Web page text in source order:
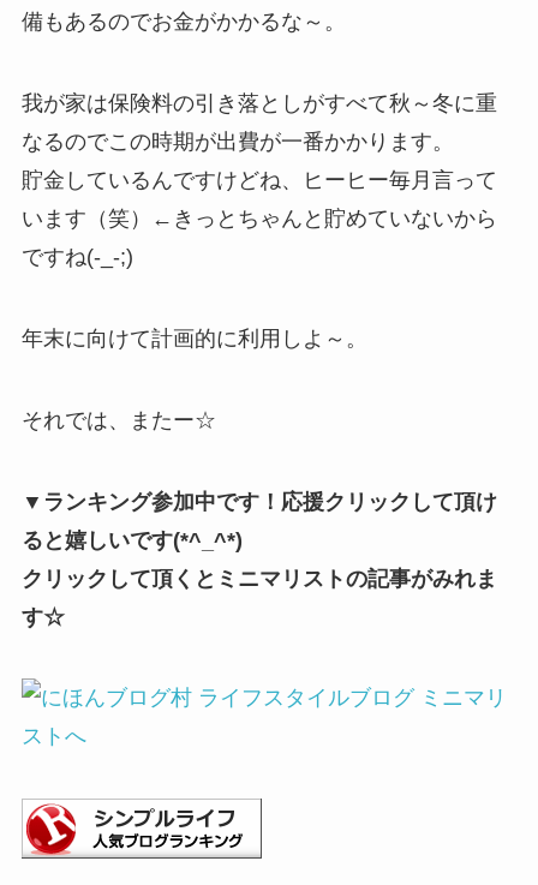
備もあるのでお金がかかるな～。
我が家は保険料の引き落としがすべて秋～冬に重
なるのでこの時期が出費が一番かかります。
貯金しているんですけどね、ヒーヒー毎月言って
います（笑）←きっとちゃんと貯めていないから
ですね(-_-;)
年末に向けて計画的に利用しよ～。
それでは、またー☆
▼ランキング参加中です！応援クリックして頂け
ると嬉しいです(*^_^*)
クリックして頂くとミニマリストの記事がみれま
す☆